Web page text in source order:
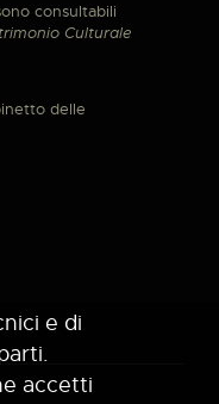
consultabili
Culturale
delle
e di
accetti